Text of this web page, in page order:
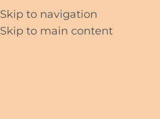
Skip to navigation
Skip to main content